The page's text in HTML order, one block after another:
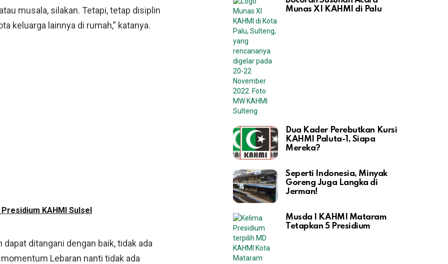
musala, silakan. Tetapi, tetap disiplin
keluarga lainnya di rumah,” katanya.
KAHMI Sulsel
ditangani dengan baik, tidak ada
Lebaran nanti tidak ada
Munas XI KAHMI di Palu
Dua Kader Perebutkan Kursi
KAHMI Paluta-1, Siapa
Mereka?
Seperti Indonesia, Minyak
Goreng Juga Langka di
Jerman!
Musda I KAHMI Mataram
Tetapkan 5 Presidium